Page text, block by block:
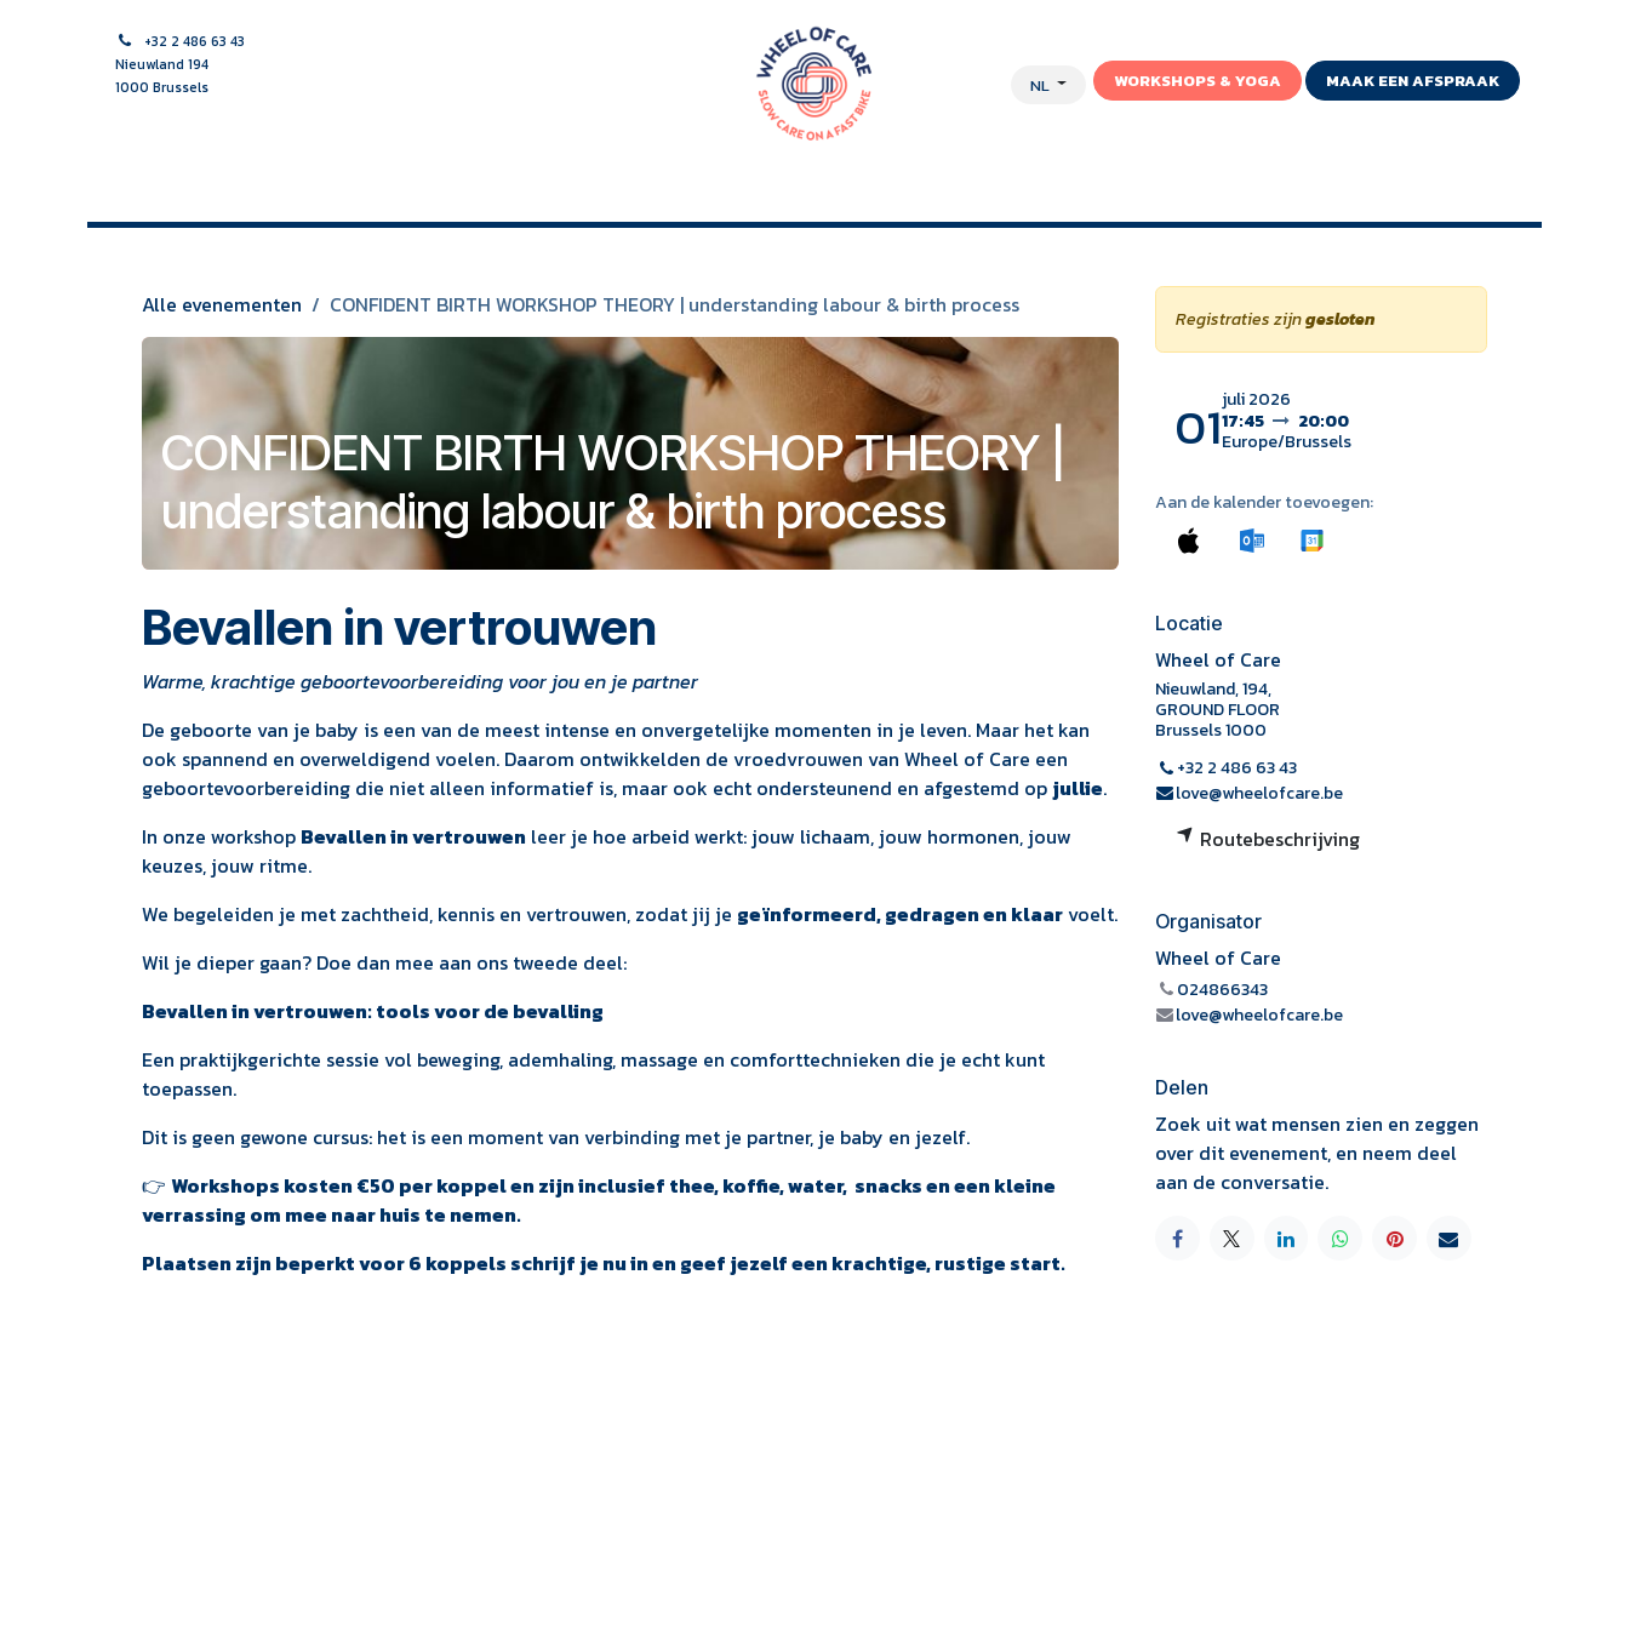
+32 2 486 63 43
Nieuwland 194
1000 Brussels
NL WORKSHOPS & YOGA MAAK EEN AFSPRAAK
Alle evenementen CONFIDENT BIRTH WORKSHOP THEORY | understanding labour & birth process
CONFIDENT BIRTH WORKSHOP THEORY |
understanding labour & birth process
Bevallen in vertrouwen
Warme, krachtige geboortevoorbereiding voor jou en je partner
De geboorte van je baby is een van de meest intense en onvergetelijke momenten in je leven. Maar het kan
ook spannend en overweldigend voelen. Daarom ontwikkelden de vroedvrouwen van Wheel of Care een
geboortevoorbereiding die niet alleen informatief is, maar ook echt ondersteunend en afgestemd op jullie.
In onze workshop Bevallen in vertrouwen leer je hoe arbeid werkt: jouw lichaam, jouw hormonen, jouw
keuzes, jouw ritme.
We begeleiden je met zachtheid, kennis en vertrouwen, zodat jij je geïnformeerd, gedragen en klaarvoelt.
Wil je dieper gaan? Doe dan mee aan ons tweede deel:
Bevallen in vertrouwen: tools voor de bevalling
Een praktijkgerichte sessie vol beweging, ademhaling, massage en comforttechnieken die je echt kunt
toepassen.
Dit is geen gewone cursus: het is een moment van verbinding met je partner, je baby en jezelf.
👉 Workshops kosten €50 per koppel en zijn inclusief thee, koffie, water, snacks en een kleine
verrassing om mee naar huis te nemen.
Plaatsen zijn beperkt voor 6 koppels schrijf je nu in en geef jezelf een krachtige, rustige start.
Registraties zijngesloten
01juli 2026
17:45
20:00
Europe/Brussels
Aan de kalender toevoegen:
Locatie
Wheel of Care
Nieuwland, 194,
GROUND FLOOR
Brussels 1000
+32 2 486 63 43
love@wheelofcare.be
Routebeschrijving
Organisator
Wheel of Care
024866343
love@wheelofcare.be
Delen
Zoek uit wat mensen zien en zeggen
over dit evenement, en neem deel
aan de conversatie.